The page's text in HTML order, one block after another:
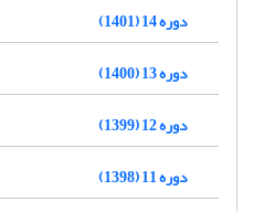
دوره 14 (1401)
دوره 13 (1400)
دوره 12 (1399)
دوره 11 (1398)